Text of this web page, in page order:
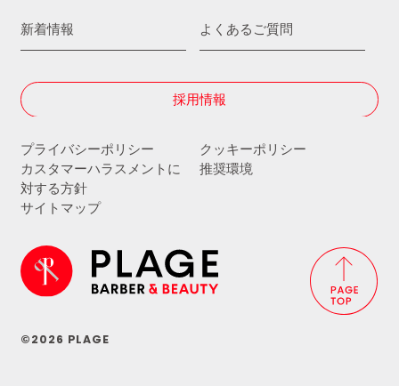
新着情報 よくあるご質問
採用情報
プライバシーポリシー
クッキーポリシー
カスタマーハラスメントに
対する方針
推奨環境
サイトマップ
©2026 PLAGE